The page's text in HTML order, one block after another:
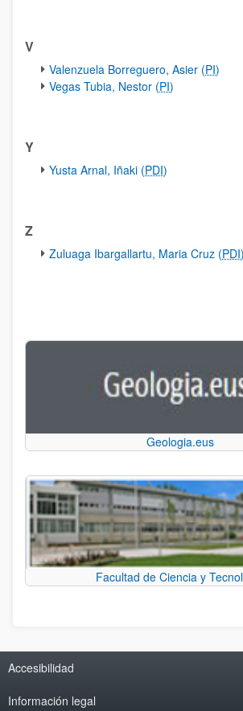
V
Valenzuela Borreguero, Asier (PI)
Vegas Tubia, Nestor (PI)
Y
Yusta Arnal, Iñaki (PDI)
Z
Zuluaga Ibargallartu, Maria Cruz (PDI)
Geologia.eus
Facultad de Ciencia y
Accesibilidad
Información legal